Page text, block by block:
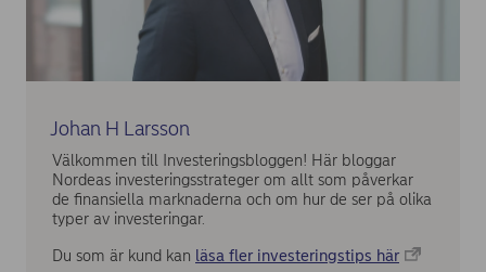
Johan H Larsson
Välkommen till Investeringsbloggen! Här bloggar
Nordeas investeringsstrateger om allt som påverkar
de finansiella marknaderna och om hur de ser på olika
typer av investeringar.
Du som är kund kan läsa fler investeringstips här